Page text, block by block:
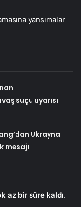
yansımalar
suçu uyarısı
Ukrayna
mesajı
az bir süre kaldı.